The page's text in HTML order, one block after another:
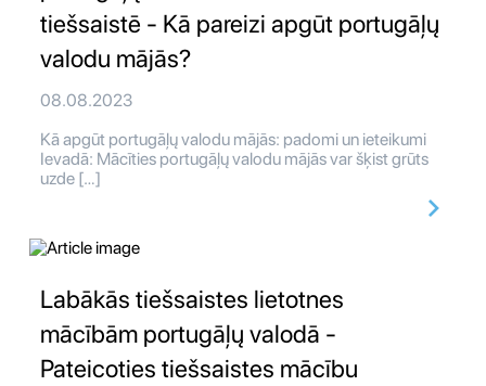
tiešsaistē - Kā pareizi apgūt portugāļų
valodu mājās?
08.08.2023
Kā apgūt portugāļų valodu mājās: padomi un ieteikumi
Ievadā: Mācīties portugāļų valodu mājās var šķist grūts
uzde […]
Labākās tiešsaistes lietotnes
mācībām portugāļų valodā -
Pateicoties tiešsaistes mācību